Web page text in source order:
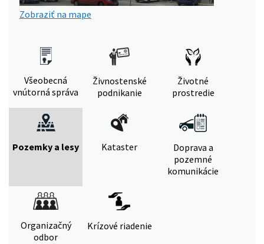
Zobraziť na mape
Všeobecná
vnútorná správa
Živnostenské
podnikanie
Životné
prostredie
Pozemky a lesy Kataster
Doprava a
pozemné
komunikácie
Organizačný
odbor
Krízové riadenie